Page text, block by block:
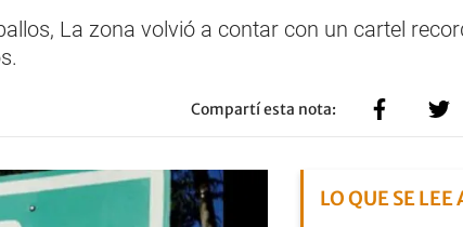
La zona volvió a contar con un cartel
Compartí esta nota:
LO QUE SE